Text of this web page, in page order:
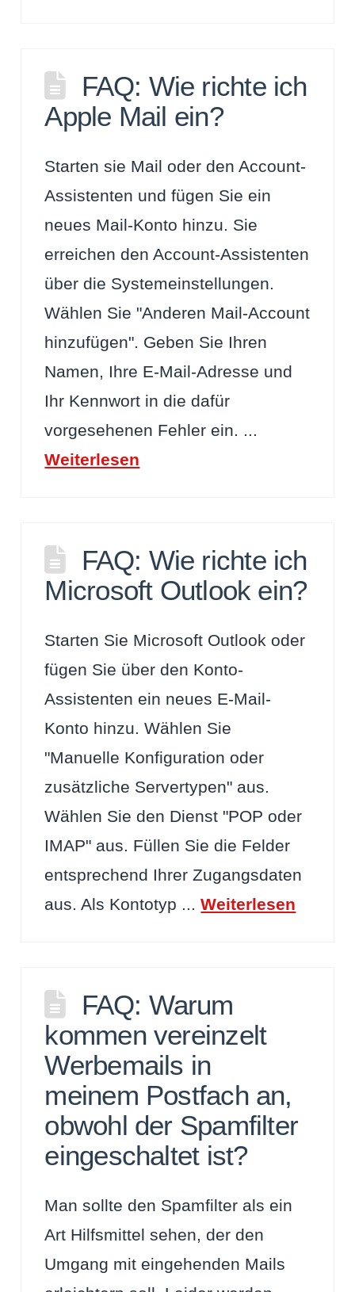
FAQ: Wie richte ich
Apple Mail ein?
Starten sie Mail oder den Account-
Assistenten und fügen Sie ein
neues Mail-Konto hinzu. Sie
erreichen den Account-Assistenten
über die Systemeinstellungen.
Wählen Sie "Anderen Mail-Account
hinzufügen". Geben Sie Ihren
Namen, Ihre E-Mail-Adresse und
Ihr Kennwort in die dafür
vorgesehenen Fehler ein. ...
Weiterlesen
FAQ: Wie richte ich
Microsoft Outlook ein?
Starten Sie Microsoft Outlook oder
fügen Sie über den Konto-
Assistenten ein neues E-Mail-
Konto hinzu. Wählen Sie
"Manuelle Konfiguration oder
zusätzliche Servertypen" aus.
Wählen Sie den Dienst "POP oder
IMAP" aus. Füllen Sie die Felder
entsprechend Ihrer Zugangsdaten
aus. Als Kontotyp ...Weiterlesen
FAQ: Warum
kommen vereinzelt
Werbemails in
meinem Postfach an,
obwohl der Spamfilter
eingeschaltet ist?
Man sollte den Spamfilter als ein
Art Hilfsmittel sehen, der den
Umgang mit eingehenden Mails